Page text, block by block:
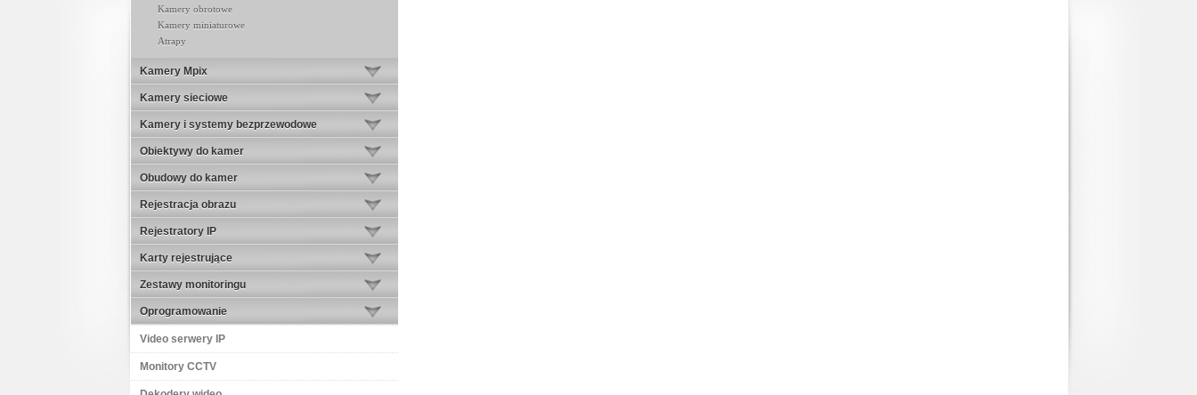
Kamery obrotowe
Kamery miniaturowe
Atrapy
Kamery Mpix
Kamery sieciowe
Kamery i systemy bezprzewodowe
Obiektywy do kamer
Obudowy do kamer
Rejestracja obrazu
Rejestratory IP
Karty rejestrujące
Zestawy monitoringu
Oprogramowanie
Video serwery IP
Monitory CCTV